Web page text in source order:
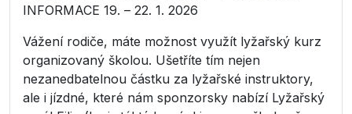
INFORMACE 19. – 22. 1. 2026
Vážení rodiče, máte možnost využít lyžařský kurz
organizovaný školou. Ušetříte tím nejen
nezanedbatelnou částku za lyžařské instruktory,
ale i jízdné, které nám sponzorsky nabízí Lyžařský